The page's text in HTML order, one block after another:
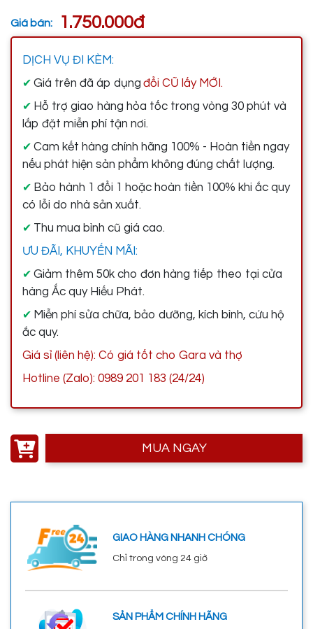
Giá bán: 1.750.000đ
DỊCH VỤ ĐI KÈM:
✔ Giá trên đã áp dụng đổi CŨ lấy MỚI.
✔ Hỗ trợ giao hàng hỏa tốc trong vòng 30 phút và
lắp đặt miễn phí tận nơi.
✔ Cam kết hàng chính hãng 100% - Hoàn tiền ngay
nếu phát hiện sản phẩm không đúng chất lượng.
✔ Bảo hành 1 đổi 1 hoặc hoàn tiền 100% khi ắc quy
có lỗi do nhà sản xuất.
✔ Thu mua bình cũ giá cao.
ƯU ĐÃI, KHUYẾN MÃI:
✔ Giảm thêm 50k cho đơn hàng tiếp theo tại cửa
hàng Ắc quy Hiếu Phát.
✔ Miễn phí sửa chữa, bảo dưỡng, kích bình, cứu hộ
ắc quy.
Giá sỉ (liên hệ): Có giá tốt cho Gara và thợ
Hotline (Zalo): 0989 201 183 (24/24)
MUA NGAY
GIAO HÀNG NHANH CHÓNG
Chỉ trong vòng 24 giờ
SẢN PHẨM CHÍNH HÃNG